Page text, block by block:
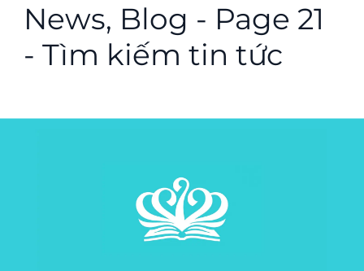
News, Blog - Page 21
- Tìm kiếm tin tức